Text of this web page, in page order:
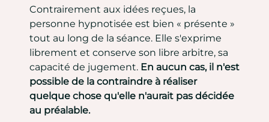
Contrairement aux idées reçues, la
personne hypnotisée est bien « présente »
tout au long de la séance. Elle s'exprime
librement et conserve son libre arbitre, sa
capacité de jugement. En aucun cas, il n'est
possible de la contraindre à réaliser
quelque chose qu'elle n'aurait pas décidée
au préalable.